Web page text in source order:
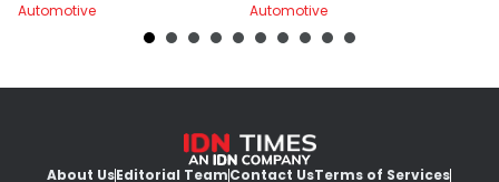
Automotive
Automotive
About UsEditorial TeamContact UsTerms of Services